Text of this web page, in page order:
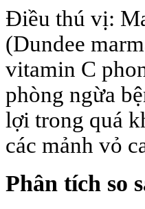
Điều thú vị:
(Dundee
vitamin C
phòng ngừa
lợi trong quá
các mảnh vỏ
Phân tích so